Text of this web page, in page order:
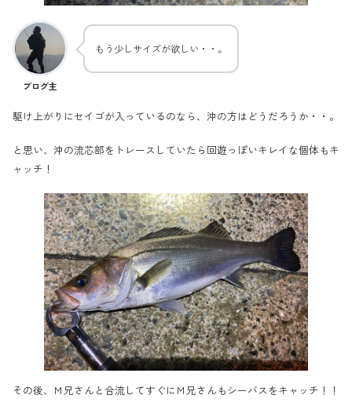
ブログ主
もう少しサイズが欲しい・・。
駆け上がりにセイゴが入っているのなら、沖の方はどうだろうか・・。
と思い、沖の流芯部をトレースしていたら回遊っぽいキレイな個体もキ
ャッチ！
その後、Ｍ兄さんと合流してすぐにＭ兄さんもシーバスをキャッチ！！